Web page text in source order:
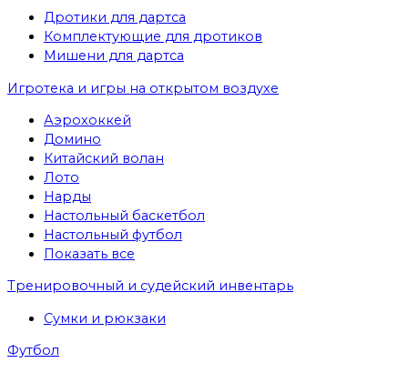
Дротики для дартса
Комплектующие для дротиков
Мишени для дартса
Игротека и игры на открытом воздухе
Аэрохоккей
Домино
Китайский волан
Лото
Нарды
Настольный баскетбол
Настольный футбол
Показать все
Тренировочный и судейский инвентарь
Сумки и рюкзаки
Футбол